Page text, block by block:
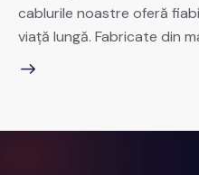
cablurile noastre oferă
viață lungă. Fabricate din